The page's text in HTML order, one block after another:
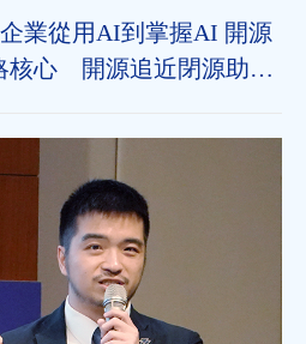
企業從用AI到掌握AI 開源
核心 開源追近閉源助垂